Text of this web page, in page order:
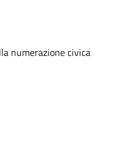
numerazione civica